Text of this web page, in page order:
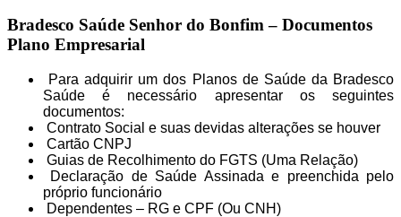
Bradesco Saúde Senhor do Bonfim – Documentos
Plano Empresarial
Para adquirir um dos Planos de Saúde da Bradesco
Saúde é necessário apresentar os seguintes
documentos:
Contrato Social e suas devidas alterações se houver
Cartão CNPJ
Guias de Recolhimento do FGTS (Uma Relação)
Declaração de Saúde Assinada e preenchida pelo
próprio funcionário
Dependentes – RG e CPF (Ou CNH)